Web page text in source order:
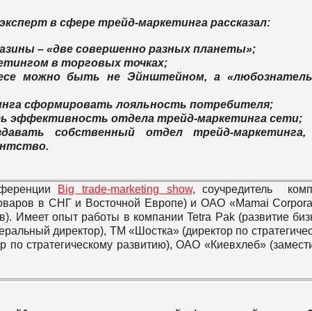
в сфере трейд-маркетинга рассказал:
– «две совершенно разных планеты»;
в торговых точках;
можно быть не Эйнштейном, а
сформировать лояльность потребителя;
эффективность отдела трейд-маркетинга сети;
собственный отдел трейд-маркетинга,
Big trade-marketing show, соучредитель
в СНГ и Восточной Европе) и ОАО «Mamai
Имеет опыт работы в компании Tetra Pak (развитие
директор), ТМ «Шостка» (директор по
стратегическому развитию), ОАО «Киевхлеб»